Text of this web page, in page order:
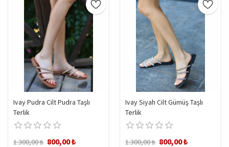
Ivay Pudra Cilt Pudra Taşlı
Terlik
1.300,00 ₺ 800,00 ₺
Ivay Siyah Cilt Gümüş Taşlı
Terlik
1.300,00 ₺ 800,00 ₺